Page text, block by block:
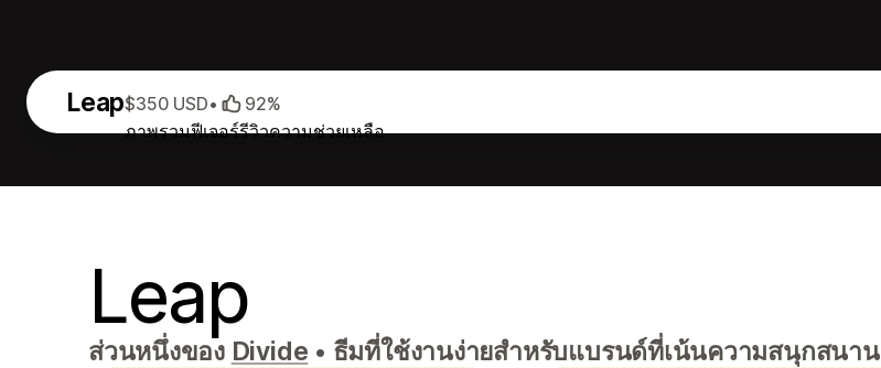
Leap
ภาพรวมฟีเจอร์รีวิวความช่วยเหลือ
$350 USD• 92%
Leap
ส่วนหนึ่งของ Divide • ธีมที่ใช้งานง่ายสำหรับแบรนด์ที่เน้นความสนุกสนาน